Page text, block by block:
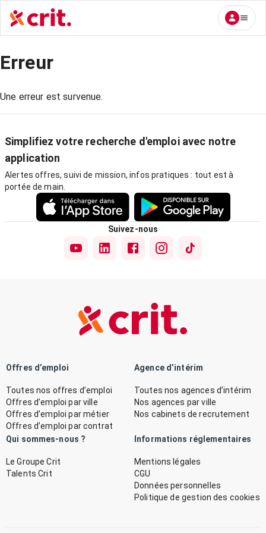
Erreur
Une erreur est survenue.
Simplifiez votre recherche d'emploi avec notre
application
Alertes offres, suivi de mission, infos pratiques : tout est à
portée de main.
Suivez-nous
Offres d’emploi
Toutes nos offres d’emploi
Offres d’emploi par ville
Offres d’emploi par métier
Offres d’emploi par contrat
Agence d’intérim
Toutes nos agences d’intérim
Nos agences par ville
Nos cabinets de recrutement
Qui sommes-nous ?
Le Groupe Crit
Talents Crit
Informations réglementaires
Mentions légales
CGU
Données personnelles
Politique de gestion des cookies